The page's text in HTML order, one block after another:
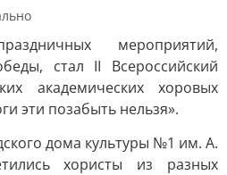
мероприятий,
стал II Всероссийский
академических хоровых
эти позабыть нельзя».
дома культуры №1 им. А.
хористы из разных